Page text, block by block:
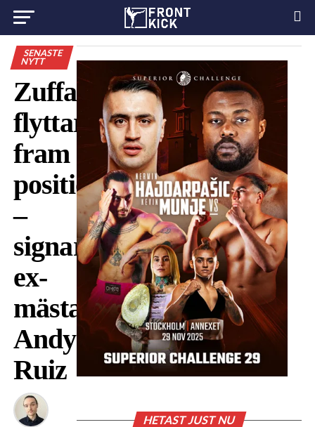
SENASTE
NYTT
Zuffa
flyttar
fram
positionerna
–
signar
ex-
mästaren
Andy
Ruiz
HETAST JUST NU